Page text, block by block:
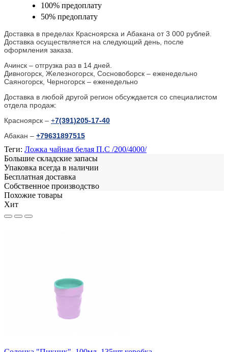
100% предоплату
50% предоплату
Доставка в пределах Красноярска и Абакана от 3 000 рублей.
Доставка осуществляется на следующий день, после
оформления заказа.
Ачинск – отгрузка раз в 14 дней.
Дивногорск, Железногорск, Сосновоборск – еженедельно
Саяногорск, Черногорск – еженедельно
Доставка в любой другой регион обсуждается со специалистом
отдела продаж:
Красноярск – +7(391)205-17-40
Абакан – +79631897515
Теги: Ложка чайная белая П.С /200/4000/
Большие складские запасы
Упаковка всегда в наличии
Бесплатная доставка
Собственное производство
Похожие товары
Хит